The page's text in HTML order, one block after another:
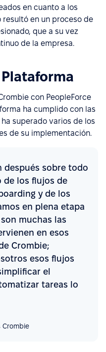
en cuanto a los
en un proceso de
que a su vez
de la empresa.
con PeopleForce
ha cumplido con las
superado varios de los
de su implementación.
después sobre todo
de los flujos de
y de los
en plena etapa
muchas las
en esos
Crombie;
esos flujos
el
tareas lo
Crombie